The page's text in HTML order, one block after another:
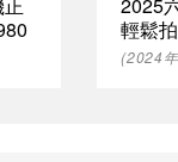
輕鬆
(2024